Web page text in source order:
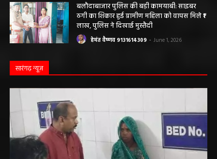
बलौदाबाजार पुलिस की बड़ी कामयाबी: साइबर
ठगी का शिकार हुई ग्रामीण महिला को वापस मिले ₹1
लाख, पुलिस ने दिखाई मुस्तैदी
हेमंत वैष्णव 9131614309 - June 1, 2026
सारंगढ़ न्यूज़